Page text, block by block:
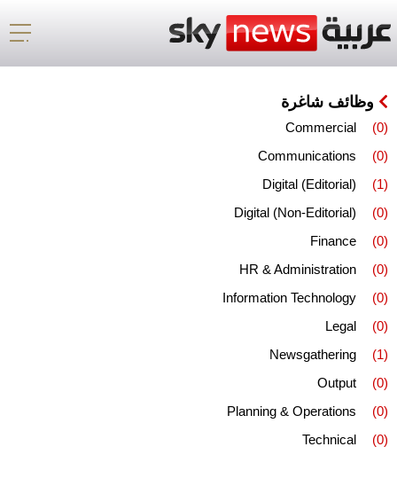
وظائف شاغرة
Commercial
(0)
Communications
(0)
Digital (Editorial)
(1)
Digital (Non-Editorial)
(0)
Finance
(0)
HR & Administration
(0)
Information Technology
(0)
Legal
(0)
Newsgathering
(1)
Output
(0)
Planning & Operations
(0)
Technical
(0)